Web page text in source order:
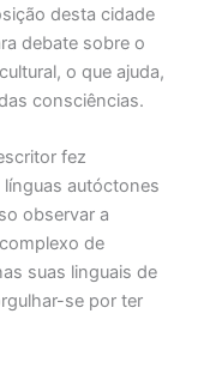
desta cidade
debate sobre o
o que ajuda,
consciências.
fez
autóctones
observar a
de
suas linguais de
se por ter